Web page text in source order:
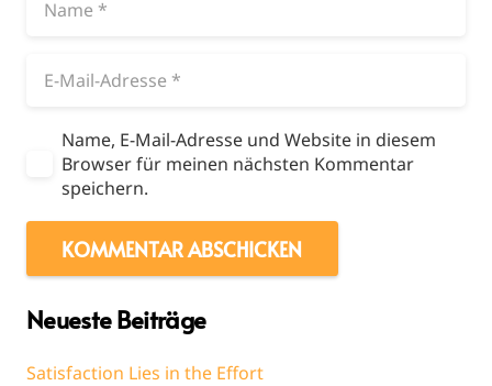
Name, E-Mail-Adresse und Website in diesem
Browser für meinen nächsten Kommentar
speichern.
KOMMENTAR ABSCHICKEN
Neueste Beiträge
Satisfaction Lies in the Effort